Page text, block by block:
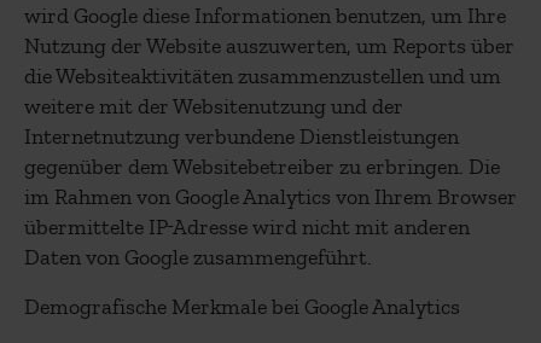
wird Google diese Informationen benutzen, um Ihre
Nutzung der Website auszuwerten, um Reports über
die Websiteaktivitäten zusammenzustellen und um
weitere mit der Websitenutzung und der
Internetnutzung verbundene Dienstleistungen
gegenüber dem Websitebetreiber zu erbringen. Die
im Rahmen von Google Analytics von Ihrem Browser
übermittelte IP-Adresse wird nicht mit anderen
Daten von Google zusammengeführt.
Demografische Merkmale bei Google Analytics